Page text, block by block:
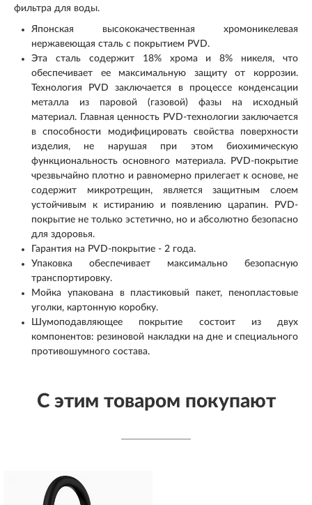
фильтра для воды.
Японская высококачественная хромоникелевая
нержавеющая сталь с покрытием PVD.
Эта сталь содержит 18% хрома и 8% никеля, что
обеспечивает ее максимальную защиту от коррозии.
Технология PVD заключается в процессе конденсации
металла из паровой (газовой) фазы на исходный
материал. Главная ценность PVD-технологии заключается
в способности модифицировать свойства поверхности
изделия, не нарушая при этом биохимическую
функциональность основного материала. PVD-покрытие
чрезвычайно плотно и равномерно прилегает к основе, не
содержит микротрещин, является защитным слоем
устойчивым к истиранию и появлению царапин. PVD-
покрытие не только эстетично, но и абсолютно безопасно
для здоровья.
Гарантия на PVD-покрытие - 2 года.
Упаковка обеспечивает максимально безопасную
транспортировку.
Мойка упакована в пластиковый пакет, пенопластовые
уголки, картонную коробку.
Шумоподавляющее покрытие состоит из двух
компонентов: резиновой накладки на дне и специального
противошумного состава.
С этим товаром покупают